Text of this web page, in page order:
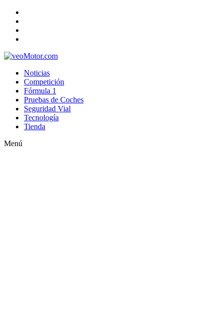
Noticias
Competición
Fórmula 1
Pruebas de Coches
Seguridad Vial
Tecnología
Tienda
Menú